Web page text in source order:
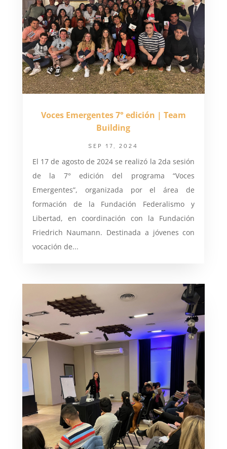
Voces Emergentes 7° edición | Team
Building
SEP 17, 2024
El 17 de agosto de 2024 se realizó la 2da sesión
de la 7° edición del programa “Voces
Emergentes”, organizada por el área de
formación de la Fundación Federalismo y
Libertad, en coordinación con la Fundación
Friedrich Naumann. Destinada a jóvenes con
vocación de...